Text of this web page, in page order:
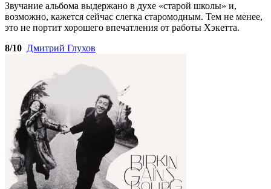
Звучание альбома выдержано в духе «старой школы» и,
возможно, кажется сейчас слегка старомодным. Тем не менее,
это не портит хорошего впечатления от работы Хэкетта.
8/10 Дмитрий Глухов